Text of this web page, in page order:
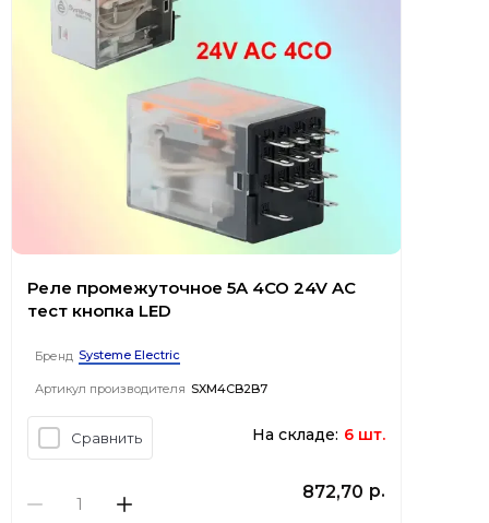
Реле промежуточное 5A 4CO 24V AC
тест кнопка LED
Бренд Systeme Electric
Артикул производителя SXM4CB2B7
Сравнить На складе: 6 шт.
872,70 р.